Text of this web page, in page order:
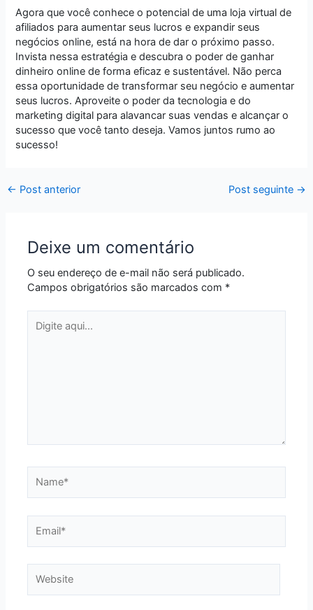
Agora que você conhece o potencial de uma loja virtual de
afiliados para aumentar seus lucros e expandir seus
negócios online, está na hora de dar o próximo passo.
Invista nessa estratégia e descubra o poder de ganhar
dinheiro online de forma eficaz e sustentável. Não perca
essa oportunidade de transformar seu negócio e aumentar
seus lucros. Aproveite o poder da tecnologia e do
marketing digital para alavancar suas vendas e alcançar o
sucesso que você tanto deseja. Vamos juntos rumo ao
sucesso!
← Post anterior Post seguinte →
Deixe um comentário
O seu endereço de e-mail não será publicado.
Campos obrigatórios são marcados com *
aqui...